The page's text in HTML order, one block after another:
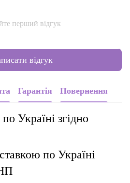
перший відгук
відгук
Гарантія Повернення
Україні згідно
по Україні